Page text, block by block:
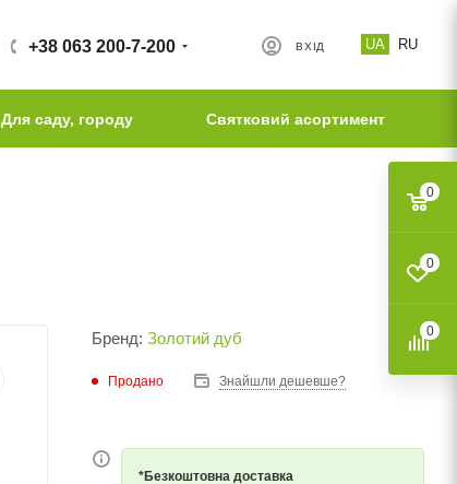
UA RU
ВХІД
+38 063 200-7-200
Для саду, городу Святковий асортимент
Бренд: Золотий дуб
Продано Знайшли дешевше?
*Безкоштовна доставка
0
0
0